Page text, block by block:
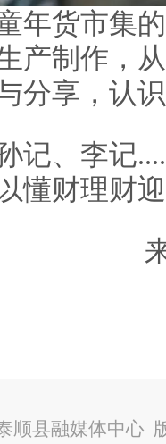
货市集的
产制作，
分享，认
、李记
懂财理财
顺县融媒体中心